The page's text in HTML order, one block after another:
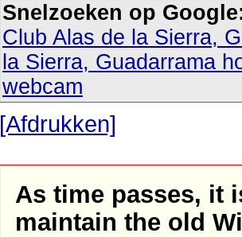
Snelzoeken op
Club Alas de la Sierra,
la Sierra, Guadarrama
webcam
[Afdrukken]
As time passes, it
maintain the old